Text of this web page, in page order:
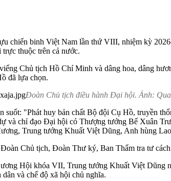
chiến binh Việt Nam lần thứ VIII, nhiệm kỳ
thuộc trên cả nước.
Chủ tịch Hồ Chí Minh và dâng hoa, dâng
đã lựa chọn.
Đoàn Chủ tịch điều hành Đại hội. Ảnh:
suốt: "Phát huy bản chất Bộ đội Cụ Hồ, truyền
và chỉ đạo Đại hội có Thượng tướng Bế Xuân
Trung tướng Khuất Việt Dũng, Anh hùng
Chủ tịch, Đoàn Thư ký, Ban Thẩm tra tư
Hội khóa VII, Trung tướng Khuất Việt
và chế độ xã hội chủ nghĩa.